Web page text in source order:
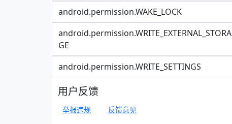
android.permission.WAKE_LOCK
android.permission.WRITE_EXTERNAL_STORA
GE
android.permission.WRITE_SETTINGS
用户反馈
举报违规 反馈意见